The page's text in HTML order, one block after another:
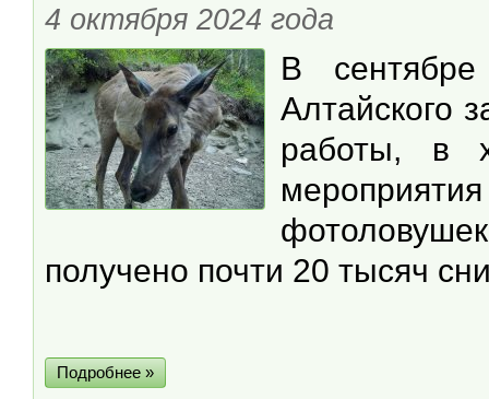
4 октября 2024 года
В
Алтайского
работы, в
получено почти 20 тысяч
Подробнее »